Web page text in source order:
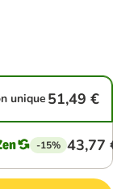
unique 51,49 €
-15% 43,77